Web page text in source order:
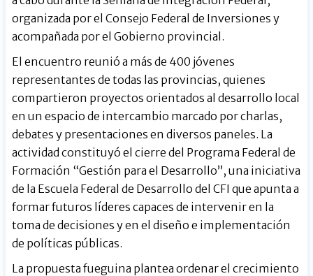
organizada por el Consejo Federal de Inversiones y
acompañada por el Gobierno provincial.
El encuentro reunió a más de 400 jóvenes
representantes de todas las provincias, quienes
compartieron proyectos orientados al desarrollo local
en un espacio de intercambio marcado por charlas,
debates y presentaciones en diversos paneles. La
actividad constituyó el cierre del Programa Federal de
Formación “Gestión para el Desarrollo”, una iniciativa
de la Escuela Federal de Desarrollo del CFI que apunta a
formar futuros líderes capaces de intervenir en la
toma de decisiones y en el diseño e implementación
de políticas públicas.
La propuesta fueguina plantea ordenar el crecimiento